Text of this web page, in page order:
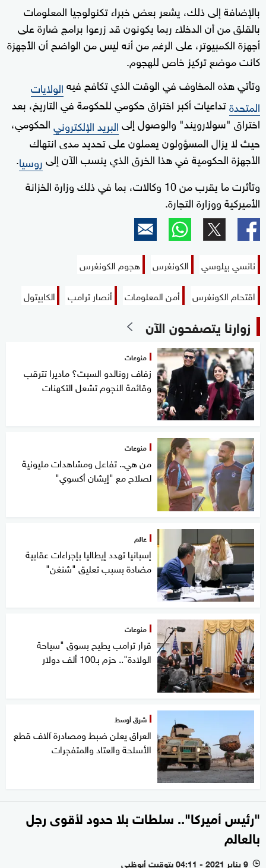
بالإضافة إلى ذلك، يشعر بعض خبراء تكنولوجيا المعلومات
بالقلق من أن الدخلاء ربما يكونون قد زرعوا برامج ضارة على
أجهزة الكمبيوتر، على الرغم من أنه ليس من الواضح أن الأجهزة
كانت موضع تركيز خاص للهجوم.
وتأتي هذه المخاوف في الوقت الذي تكافح فيهالولايات
المتحدةتداعيات أكبر اختراق حكومي للحكومة في التاريخ، بعد
اختراق "سولارويند" والوصول إلىالبريد الإلكترونيالحكومي،
حيث لا يزال المسؤولون يعملون على تحديد مدى انتهاك
الأجهزة الحكومية في هذا الخرق الذي ينسب الآن إلىروسيا.
وتأثرت ما يقرب من 10 وكالات، بما في ذلك وزارة الخزانة
الأميركية ووزارة التجارة.
نانسي بيلوسي الكونغرس
هجوم الكونغرس
اقتحام الكونغرس
أمن المعلومات أنصار ترامب الكابيتول
زوارنا يتصفحون الآن
منوعات
زفاف رونالدو السبت؟ ماديرا تترقب
وقائمة النجوم تشعل التكهنات
منوعات
من هي.. تفاعل ومشاهدات مليونية
لصلاح مع "إيشان أكسوي"
عالم
إسبانيا تهدد إيطاليا بإجراءات عقابية
مضادة بسبب تعليق "شنغن"
منوعات
قرار ترامب يطيح بسوق "سياحة
الولادة".. حزم بـ100 ألف دولار
شرق أوسط
العراق يعلن ضبط ومصادرة آلاف قطع
الأسلحة والعتاد والمتفجرات
"رئيس أميركا".. سلطات بلا حدود لأقوى رجل
بالعالم
l 9 يناير 2021 - 04:11 بتوقيت أبوظبي